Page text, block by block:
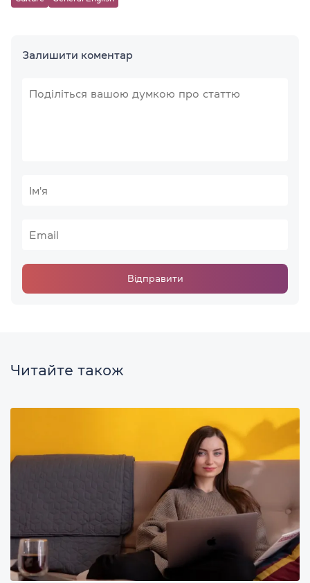
Залишити коментар
Відправити
Читайте також